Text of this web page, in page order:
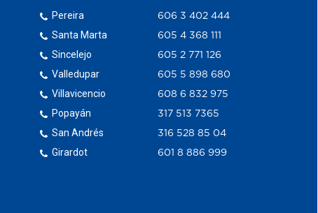
Pereira
Santa Marta
Sincelejo
Valledupar
Villavicencio
Popayán
San Andrés
Girardot
606 3 402 444
605 4 368 111
605 2 771 126
605 5 898 680
608 6 832 975
317 513 7365
316 528 85 04
601 8 886 999